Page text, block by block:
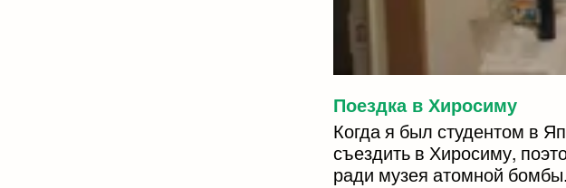
Поездка в Хиросиму
Когда я был студентом в
съездить в Хиросиму,
ради музея атомной бомбы.